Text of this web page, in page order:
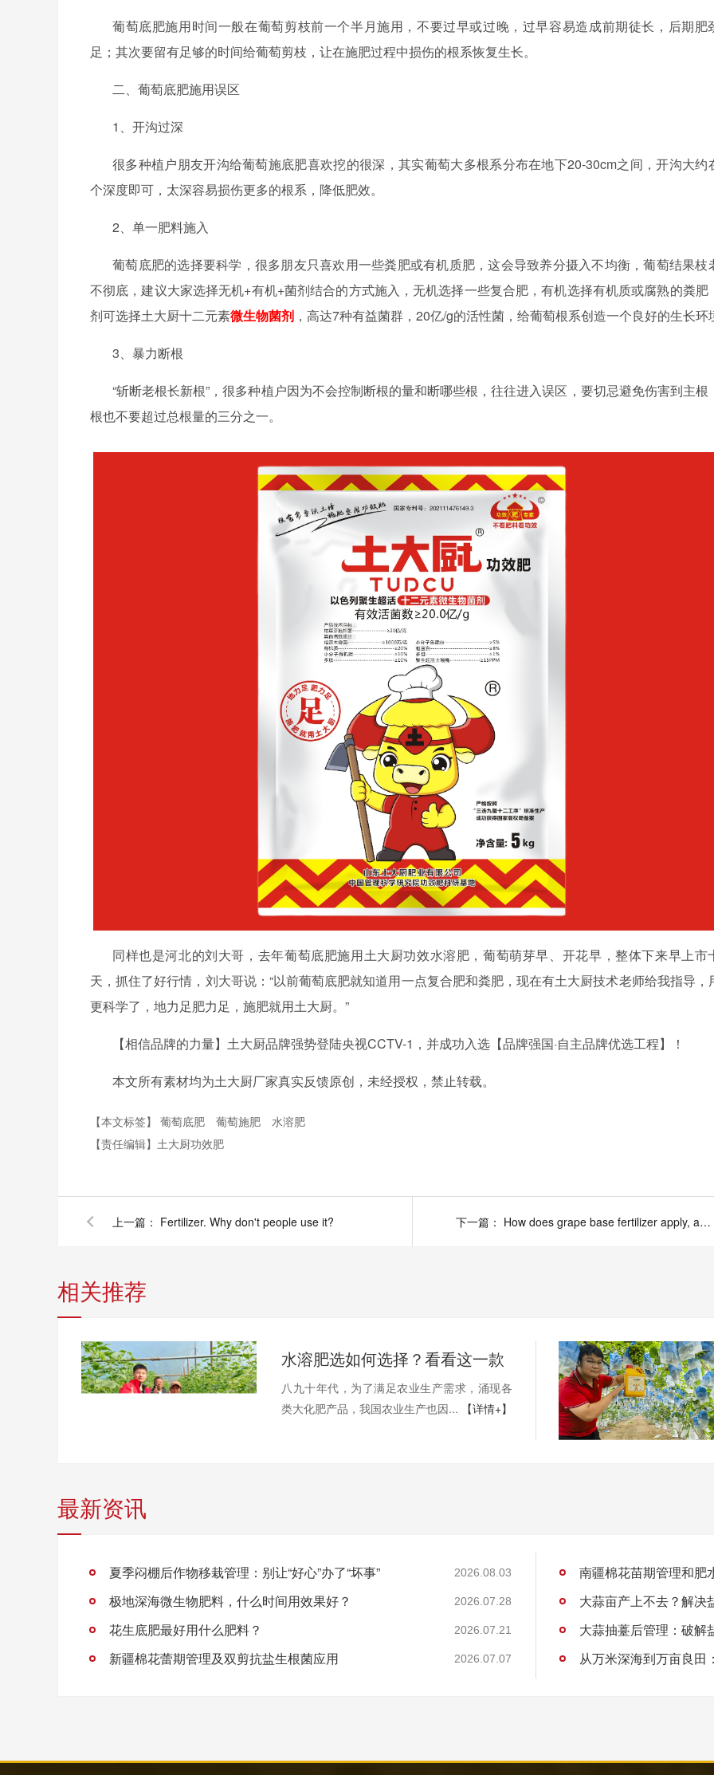
葡萄底肥施用时间一般在葡萄剪枝前一个半月施用，不要过早或过晚，过早容易造成前期徒长，后期肥
足；其次要留有足够的时间给葡萄剪枝，让在施肥过程中损伤的根系恢复生长。
二、葡萄底肥施用误区
1、开沟过深
很多种植户朋友开沟给葡萄施底肥喜欢挖的很深，其实葡萄大多根系分布在地下20-30cm之间，开沟大约
个深度即可，太深容易损伤更多的根系，降低肥效。
2、单一肥料施入
葡萄底肥的选择要科学，很多朋友只喜欢用一些粪肥或有机质肥，这会导致养分摄入不均衡，葡萄结果枝
不彻底，建议大家选择无机+有机+菌剂结合的方式施入，无机选择一些复合肥，有机选择有机质或腐熟的粪肥
剂可选择土大厨十二元素微生物菌剂 ，高达7种有益菌群，20亿/g的活性菌，给葡萄根系创造一个良好的生长环
3、暴力断根
“斩断老根长新根”，很多种植户因为不会控制断根的量和断哪些根，往往进入误区，要切忌避免伤害到主根
根也不要超过总根量的三分之一。
同样也是河北的刘大哥，去年葡萄底肥施用土大厨功效水溶肥，葡萄萌芽早、开花早，整体下来早上市
天，抓住了好行情，刘大哥说： “以前葡萄底肥就知道用一点复合肥和粪肥，现在有土大厨技术老师给我指导，
更科学了，地力足肥力足，施肥就用土大厨。 ”
【相信品牌的力量】土大厨品牌强势登陆央视CCTV-1，并成功入选【品牌强国·自主品牌优选工程】 ！
本文所有素材均为土大厨厂家真实反馈原创，未经授权，禁止转载。
【本文标签】 葡萄底肥 葡萄施肥
水溶肥
【责任编辑】 土大厨功效肥
上一篇： Fertilizer. Why don't people use it? 下一篇： How does grape base fertilizer apply, ability gets twice the result with half the effort
相关推荐
水溶肥选如何选择？看看这一款
八九十年代，为了满足农业生产需求，涌现各
类大化肥产品，我国农业生产也因...
【详情+】
最新资讯
夏季闷棚后作物移栽管理：别让“好心”办了“坏事” 2026.08.03
极地深海微生物肥料，什么时间用效果好？ 2026.07.28
花生底肥最好用什么肥料？ 2026.07.21
新疆棉花蕾期管理及双剪抗盐生根菌应用 2026.07.07
南疆棉花苗期管理和肥
大蒜亩产上不去？解决
大蒜抽薹后管理：破解